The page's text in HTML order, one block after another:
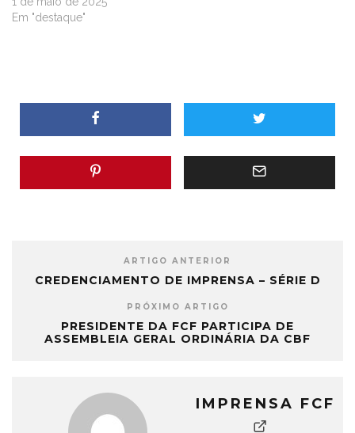
Em "destaque"
ARTIGO ANTERIOR
CREDENCIAMENTO DE IMPRENSA – SÉRIE D
PRÓXIMO ARTIGO
PRESIDENTE DA FCF PARTICIPA DE
ASSEMBLEIA GERAL ORDINÁRIA DA CBF
IMPRENSA FCF